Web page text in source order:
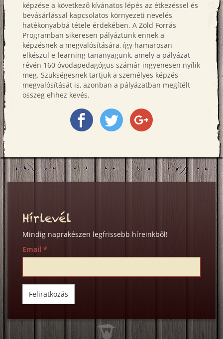
képzése a következő kívánatos lépés az étkezéssel és
bevásárlással kapcsolatos környezeti nevelés
hatékonyabbá tétele érdekében. A Zöld Forrás
Programban sikeresen pályáztunk ennek a
képzésnek a megvalósítására, így hamarosan
elkészül e-learning tananyagunk, amely a pályázat
révén 160 óvodapedagógus számár ingyenesen nyílik
meg. Szükségesnek tartjuk a személyes képzés
megvalósítását is, azonban a pályázatban megítélt
összeg ehhez kevés.
a
Facebookon
a
Twitter-
a
Google+
Hírlevél
Mindig naprakészen legfrissebb híreinkből!
Email *
Feliratkozás